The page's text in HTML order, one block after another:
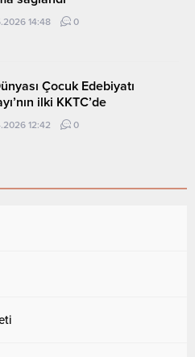
14:48 0
Çocuk Edebiyatı
ilki KKTC’de
12:42 0